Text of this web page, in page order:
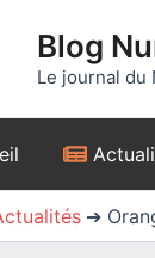
Blog
Le journal du